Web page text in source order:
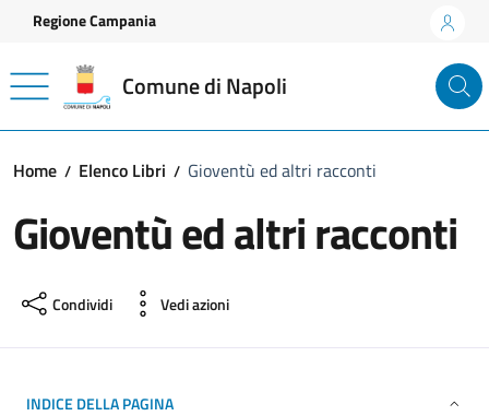
Vai ai contenuti
Vai al footer
Regione Campania
Comune di Napoli
Home Elenco Libri Gioventù ed altri racconti
Gioventù ed altri racconti
Condividi Vedi azioni
INDICE DELLA PAGINA